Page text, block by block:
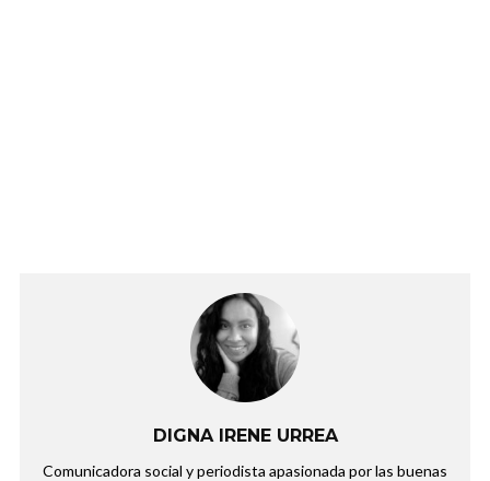
DIGNA IRENE URREA
Comunicadora social y periodista apasionada por las buenas